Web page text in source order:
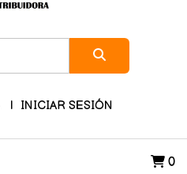
INICIAR SESIÓN
0